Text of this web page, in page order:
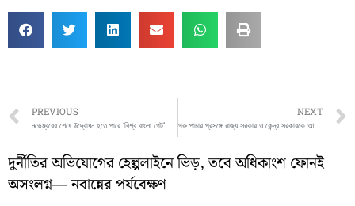
Prev
PREVIOUS
নভেম্বরের শেষে উদ্বোধন হতে পারে ‘বিশ্ব বাংলা গেট’
NEXT
গরু পাচার প্রসঙ্গে রাজ্য সরকার ও কেন্দ্র সরকারকে আক্রমন করলেন অধীর চৌধুরী
দুর্নীতির অভিযোগের হেল্পলাইনে ভিড়, তবে অধিকাংশ ফোনই
অসংলগ্ন— নবান্নের পর্যবেক্ষণ